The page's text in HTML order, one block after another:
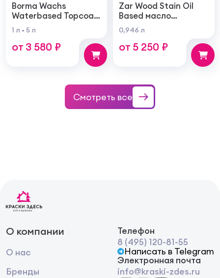
Borma Wachs
Waterbased Topcoat
Varnish For Parquet
Грунт для паркета на
водной основе для
внутренних работ
1 л 5 л
от 3 580 ₽
Zar Wood Stain Oil
Based масло
тонирующая по
дереву
0,946 л
от 5 250 ₽
Смотреть все
О компании
О нас
Бренды
Телефон
8 (495) 120-81-55
Написать в Telegram
Электронная почта
info@kraski-zdes.ru